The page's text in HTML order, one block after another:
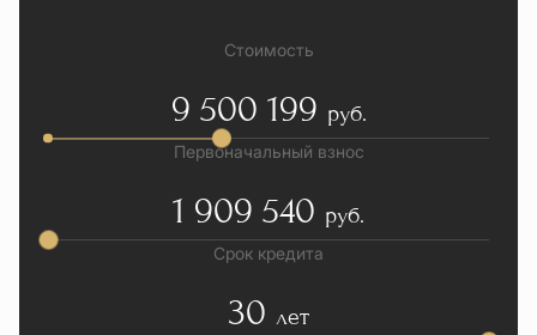
Стоимость
9 500 199 руб.
Первоначальный взнос
1 909 540 руб.
Срок кредита
30 лет